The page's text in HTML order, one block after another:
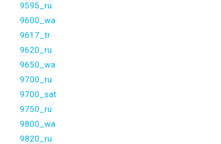
9595_ru
9600_wa
9617_tr
9620_ru
9650_wa
9700_ru
9700_sat
9750_ru
9800_wa
9820_ru